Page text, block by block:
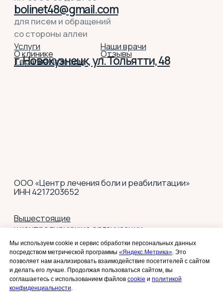
Мы используем cookie и сервис обработки персональных данных
посредством метрической программы «Яндекс.Метрика». Это
позволяет нам анализировать взаимодействие посетителей с сайтом
и делать его лучше. Продолжая пользоваться сайтом, вы
соглашаетесь с использованием файлов cookie и политикой
конфиденциальности.